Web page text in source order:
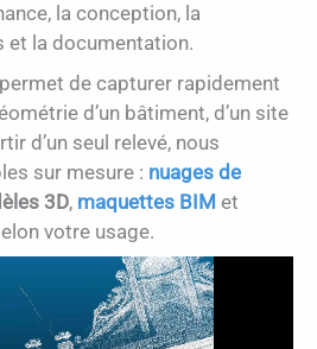
la conception, la
et la documentation.
permet de capturer rapidement
d’un bâtiment, d’un site
d’un seul relevé, nous
sur mesure : nuages de
3D, maquettes BIM et
votre usage.